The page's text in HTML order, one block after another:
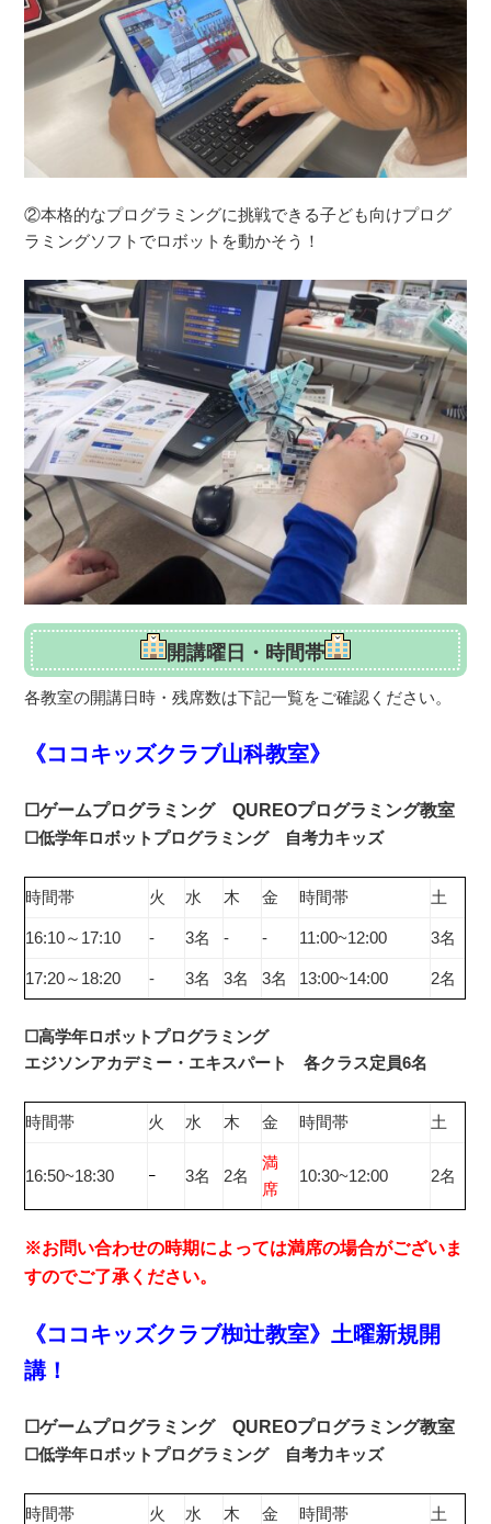
②本格的なプログラミングに挑戦できる子ども向けプログ
ラミングソフトでロボットを動かそう！
開講曜日・時間帯
各教室の開講日時・残席数は下記一覧をご確認ください。
《ココキッズクラブ山科教室》
☐ゲームプログラミングQUREOプログラミング教室
☐低学年ロボットプログラミング 自考力キッズ
時間帯 火 水 木 金 時間帯 土
16:10～17:10 ‐ 3名 ‐ ‐ 11:00~12:00 3名
17:20～18:20 ‐ 3名 3名 3名 13:00~14:00 2名
☐高学年ロボットプログラミング
エジソンアカデミー・エキスパート 各クラス定員6名
時間帯 火 水 木 金 時間帯 土
16:50~18:30 ｰ 3名 2名
満
席
10:30~12:00 2名
※お問い合わせの時期によっては満席の場合がございま
すのでご了承ください。
《ココキッズクラブ椥辻教室》土曜新規開
講！
☐ゲームプログラミングQUREOプログラミング教室
☐低学年ロボットプログラミング 自考力キッズ
時間帯 火 水 木 金 時間帯 土